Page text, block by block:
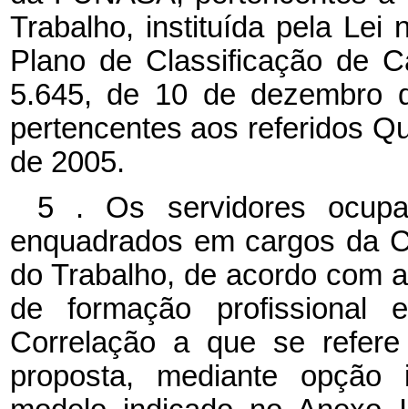
Trabalho, instituída pela Lei
Plano de Classificação de
5.645, de 10 de dezembro
pertencentes aos referidos
de 2005.
5 . Os servidores
enquadrados em cargos da
do Trabalho, de acordo com
de formação profissional
Correlação a que se
proposta, mediante opção